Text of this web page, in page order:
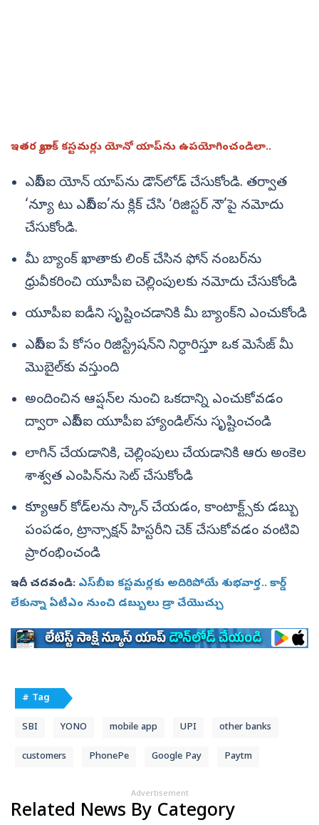
ఇతర బ్యాంక్‌ కస్టమర్లు యోనో యాప్‌ను ఉపయోగించండిలా..
ఎస్‌బీఐ యోన్‌ యాప్‌ను డౌన్‌లోడ్‌ చేసుకోండి. తర్వాత
‘న్యూ టు ఎస్‌బీఐ’ను క్లిక్‌ చేసి ‘రిజిస్టర్‌ నౌ’పై నమోదు
చేసుకోండి.
మీ బ్యాంక్ ఖాతాకు లింక్ చేసిన ఫోన్ నంబర్‌ను
ధ్రువీకరించి యూపీఐ చెల్లింపులకు నమోదు చేసుకోండి
యూపీఐ ఐడీని సృష్టించడానికి మీ బ్యాంక్‌ని ఎంచుకోండి
ఎస్‌బీఐ పే కోసం రిజిస్ట్రేషన్‌ని నిర్ధారిస్తూ ఒక మెసేజ్‌ మీ
మొబైల్‌కు వస్తుంది
అందించిన ఆప్షన్‌ల నుంచి ఒకదాన్ని ఎంచుకోవడం
ద్వారా ఎస్‌బీఐ యూపీఐ హ్యాండిల్‌ను సృష్టించండి
లాగిన్ చేయడానికి, చెల్లింపులు చేయడానికి ఆరు అంకెల
శాశ్వత ఎంపిన్‌ను సెట్ చేసుకోండి
క్యూఆర్‌ కోడ్‌లను స్కాన్ చేయడం, కాంటాక్ట్స్‌కు డబ్బు
పంపడం, ట్రాన్సాక్షన్‌ హిస్టరీని చెక్‌ చేసుకోవడం వంటివి
ప్రారంభించండి
ఇదీ చదవండి: ఎస్‌బీఐ కస్టమర్లకు అదిరిపోయే శుభవార్త.. కార్డ్‌
లేకున్నా ఏటీఎం నుంచి డబ్బులు డ్రా చేయొచ్చు
# Tag
SBI YONO mobile app UPI other banks
customers PhonePe Google Pay Paytm
Advertisement
Related News By Category